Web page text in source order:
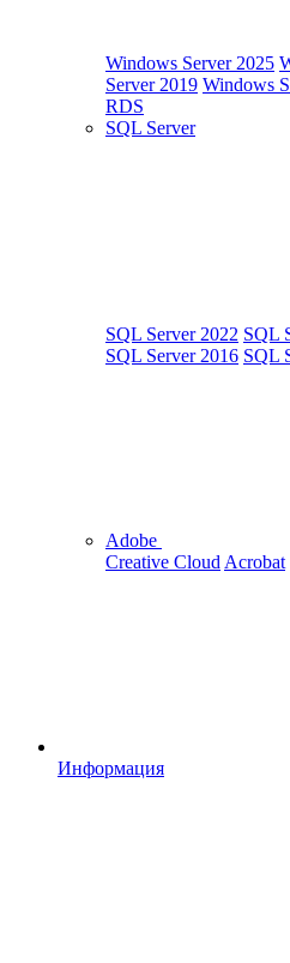
Windows Server 2025
Server 2019 Windows
RDS
SQL Server
SQL Server 2022 SQL
SQL Server 2016 SQL
Adobe
Creative Cloud Acrobat
Информация